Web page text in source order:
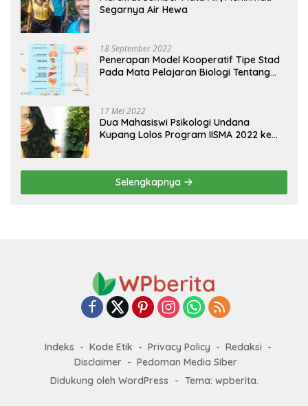
Segarnya Air Hewa
18 September 2022
Penerapan Model Kooperatif Tipe Stad
Pada Mata Pelajaran Biologi Tentang
17 Mei 2022
Dua Mahasiswi Psikologi Undana
Kupang Lolos Program IISMA 2022 ke
Selengkapnya
Indeks Kode Etik Privacy Policy
Redaksi
Disclaimer
Pedoman Media Siber
Didukung oleh WordPress
- Tema: wpberita.